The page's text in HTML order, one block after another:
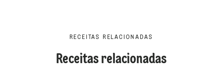
RECEITAS RELACIONADAS
Receitas relacionadas